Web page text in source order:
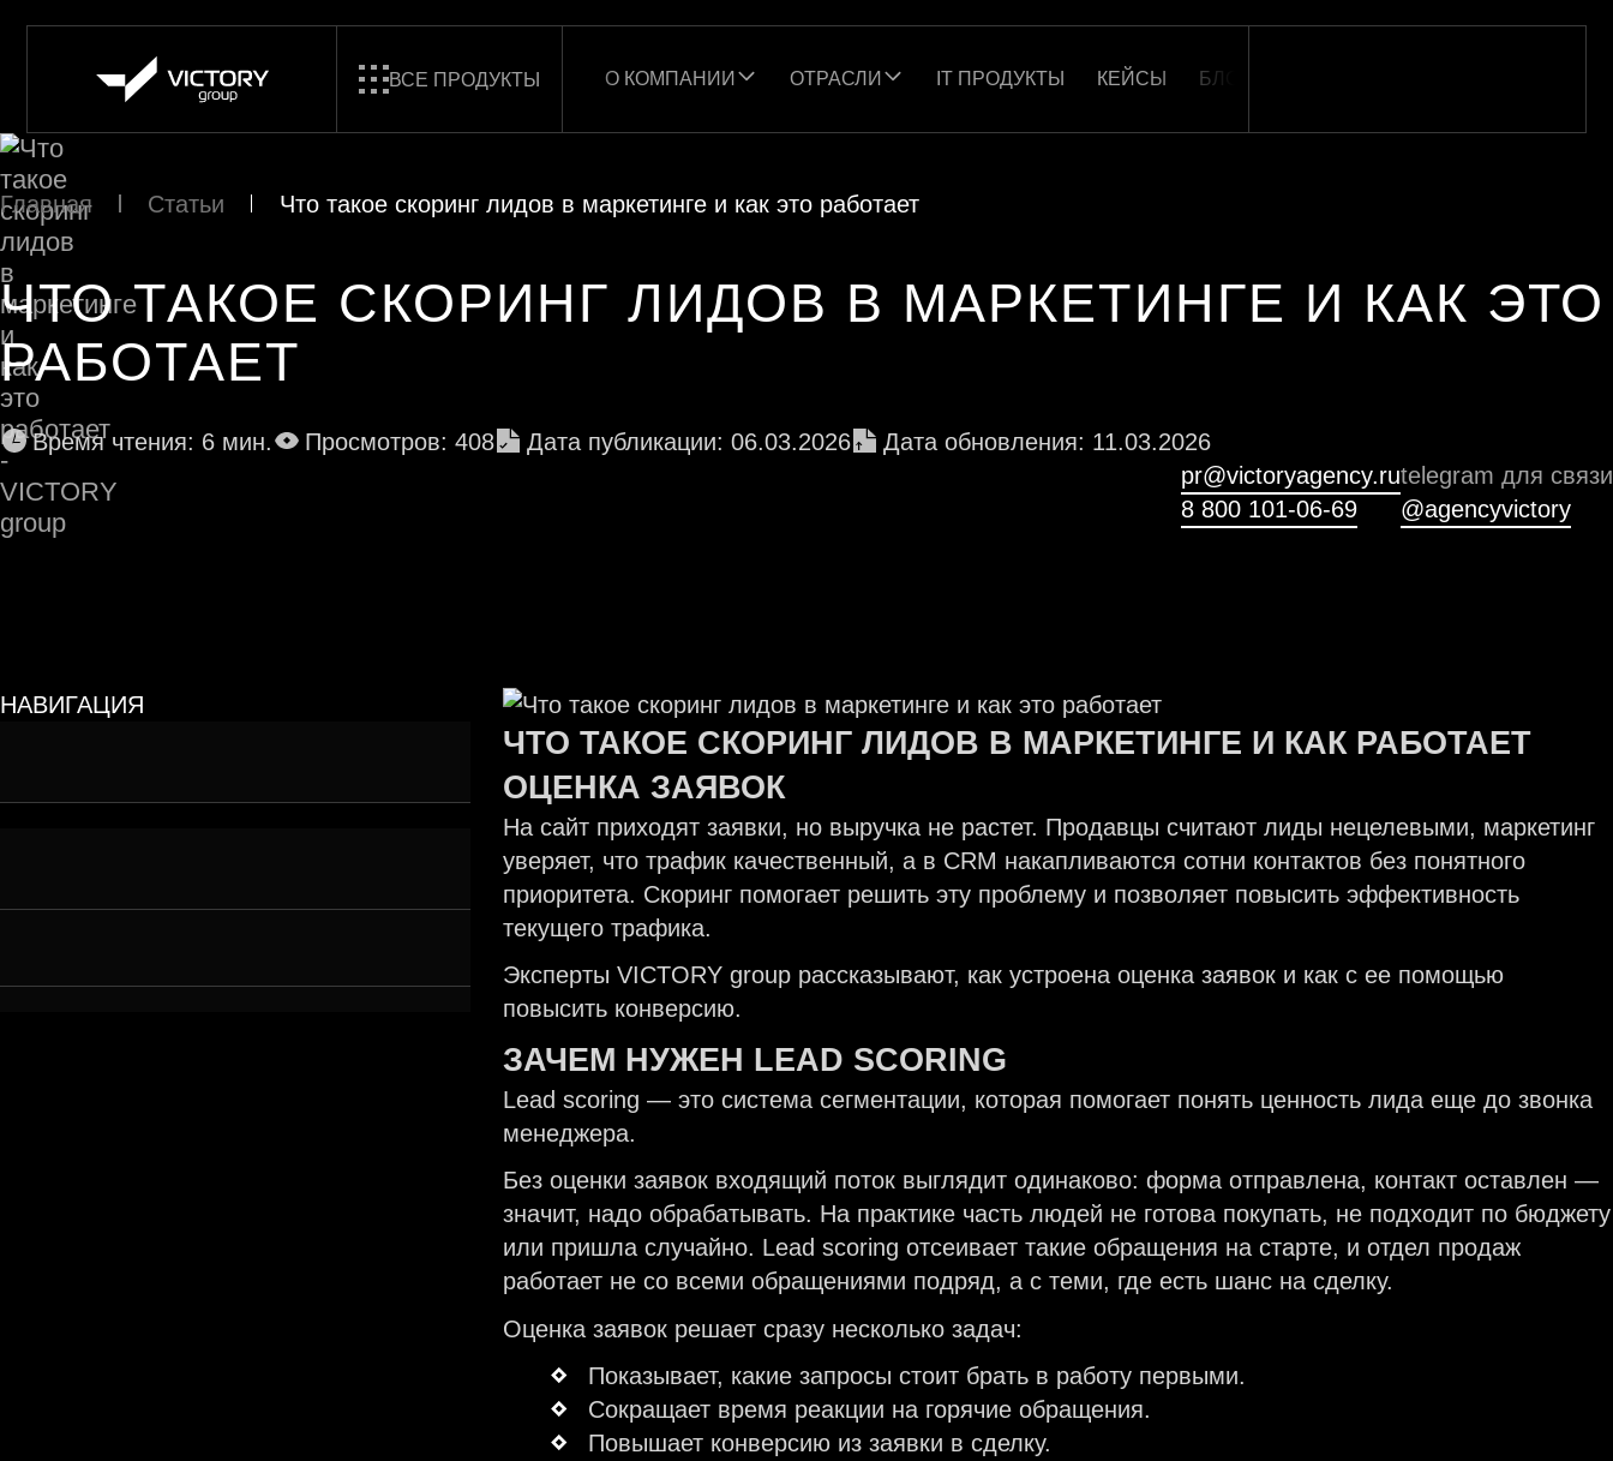
ВСЕ ПРОДУКТЫ О КОМПАНИИ ОТРАСЛИ IT ПРОДУКТЫ КЕЙСЫ БЛОГ
Главная Статьи Что такое скоринг лидов в маркетинге и как это работает
ЧТО ТАКОЕ СКОРИНГ ЛИДОВ В МАРКЕТИНГЕ И КАК ЭТО
РАБОТАЕТ
Время чтения: 6 мин. Просмотров: 408 Дата публикации: 06.03.2026
Дата обновления: 11.03.2026
pr@victoryagency.ru
8 800 101-06-69
telegram для связи
@agencyvictory
НАВИГАЦИЯ
ЧТО ТАКОЕ СКОРИНГ ЛИДОВ В МАРКЕТИНГЕ И КАК РАБОТАЕТ
ОЦЕНКА ЗАЯВОК
На сайт приходят заявки, но выручка не растет. Продавцы считают лиды нецелевыми, маркетинг
уверяет, что трафик качественный, а в CRM накапливаются сотни контактов без понятного
приоритета. Скоринг помогает решить эту проблему и позволяет повысить эффективность
текущего трафика.
Эксперты VICTORY group рассказывают, как устроена оценка заявок и как с ее помощью
повысить конверсию.
ЗАЧЕМ НУЖЕН LEAD SCORING
Lead scoring — это система сегментации, которая помогает понять ценность лида еще до звонка
менеджера.
Без оценки заявок входящий поток выглядит одинаково: форма отправлена, контакт оставлен —
значит, надо обрабатывать. На практике часть людей не готова покупать, не подходит по бюджету
или пришла случайно. Lead scoring отсеивает такие обращения на старте, и отдел продаж
работает не со всеми обращениями подряд, а с теми, где есть шанс на сделку.
Оценка заявок решает сразу несколько задач:
Показывает, какие запросы стоит брать в работу первыми.
Сокращает время реакции на горячие обращения.
Повышает конверсию из заявки в сделку.